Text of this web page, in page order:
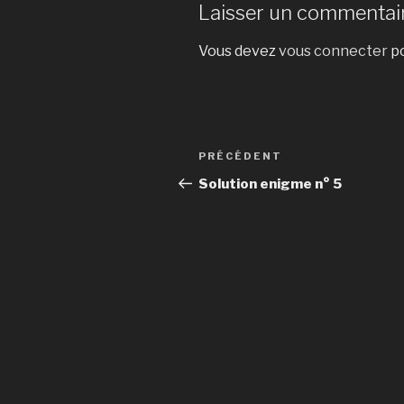
Laisser un
Vous devezvous connecter
Navigation
de
Article
précédent
PRÉCÉDENT
Solution enigme n° 5